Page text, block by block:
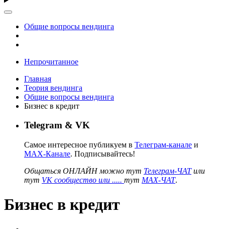
Общие вопросы вендинга
Непрочитанное
Главная
Теория вендинга
Общие вопросы вендинга
Бизнес в кредит
Telegram & VK
Самое интересное публикуем в Телеграм-канале и
MAX-Канале. Подписывайтесь!
Общаться ОНЛАЙН можно тут Телеграм-ЧАТили
тут VK сообщество или ..... тут MAX-ЧАТ.
Бизнес в кредит